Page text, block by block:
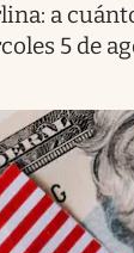
a
5 de